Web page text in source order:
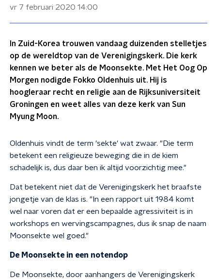
vr 7 februari 2020 14:00
In Zuid-Korea trouwen vandaag duizenden stelletjes
op de wereldtop van de Verenigingskerk. Die kerk
kennen we beter als de Moonsekte. Met Het Oog Op
Morgen nodigde Fokko Oldenhuis uit. Hij is
hoogleraar recht en religie aan de Rijksuniversiteit
Groningen en weet alles van deze kerk van Sun
Myung Moon.
Oldenhuis vindt de term 'sekte' wat zwaar. "Die term
betekent een religieuze beweging die in de kiem
schadelijk is, dus daar ben ik altijd voorzichtig mee."
Dat betekent niet dat de Verenigingskerk het braafste
jongetje van de klas is. "In een rapport uit 1984 komt
wel naar voren dat er een bepaalde agressiviteit is in
workshops en wervingscampagnes, dus ik snap de naam
Moonsekte wel goed."
De Moonsekte in een notendop
De Moonsekte, door aanhangers de Verenigingskerk